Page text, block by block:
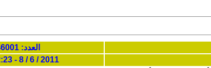
العدد: 246001
2011 / 6 / 8 - 22:23